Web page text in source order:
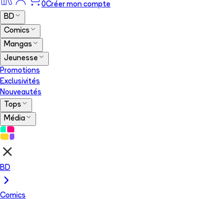
0Créer mon compte
BD
Comics
Mangas
Jeunesse
Promotions
Exclusivités
Nouveautés
Tops
Média
BD
Comics